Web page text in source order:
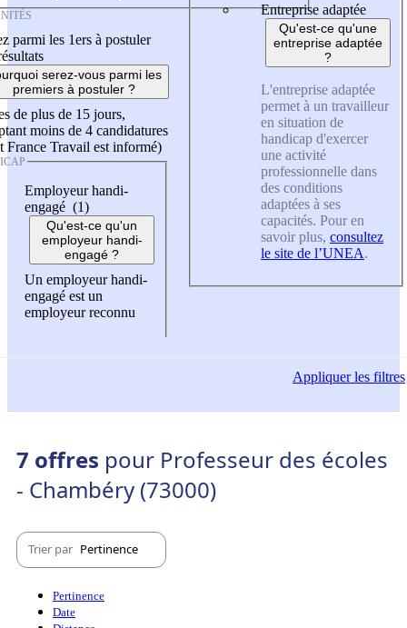
parmi les 1ers à postuler
serez-vous parmi les
premiers à postuler ?
de plus de 15 jours,
moins de 4 candidatures
France Travail est informé)
Employeur handi-
engagé (1)
Qu'est-ce qu'un
employeur handi-
engagé ?
Un employeur handi-
engagé est un
employeur reconnu
Entreprise adaptée
Qu'est-ce qu'une
entreprise adaptée
?
L'entreprise adaptée
permet à un travailleur
en situation de
handicap d'exercer
une activité
professionnelle dans
des conditions
adaptées à ses
capacités. Pour en
savoir plus, consultez
le site de l’UNEA.
Appliquerles filtres
7 offres pour Professeur des écoles
- Chambéry (73000)
Trier par Pertinence
Pertinence
Date